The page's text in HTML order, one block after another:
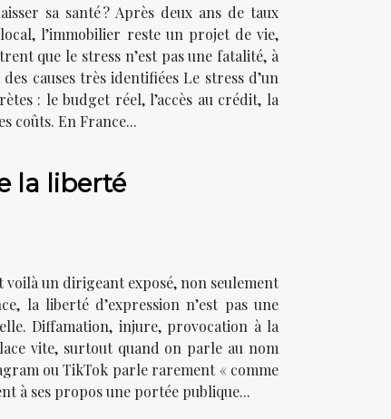
sa santé ? Après deux ans de taux
l’immobilier reste un projet de vie,
que le stress n’est pas une fatalité, à
causes très identifiées Le stress d’un
: le budget réel, l’accès au crédit, la
coûts. En France...
la liberté
un dirigeant exposé, non seulement
la liberté d’expression n’est pas une
Diffamation, injure, provocation à la
vite, surtout quand on parle au nom
ou TikTok parle rarement « comme
à ses propos une portée publique...